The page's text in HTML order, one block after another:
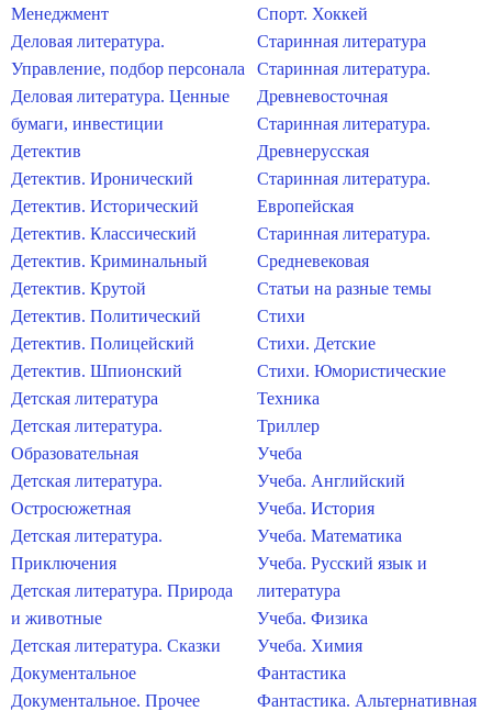
Менеджмент
Деловая литература.
Управление, подбор персонала
Деловая литература. Ценные
бумаги, инвестиции
Детектив
Детектив. Иронический
Детектив. Исторический
Детектив. Классический
Детектив. Криминальный
Детектив. Крутой
Детектив. Политический
Детектив. Полицейский
Детектив. Шпионский
Детская литература
Детская литература.
Образовательная
Детская литература.
Остросюжетная
Детская литература.
Приключения
Детская литература. Природа
и животные
Детская литература. Сказки
Документальное
Документальное. Прочее
Спорт. Хоккей
Старинная литература
Старинная литература.
Древневосточная
Старинная литература.
Древнерусская
Старинная литература.
Европейская
Старинная литература.
Средневековая
Статьи на разные темы
Стихи
Стихи. Детские
Стихи. Юмористические
Техника
Триллер
Учеба
Учеба. Английский
Учеба. История
Учеба. Математика
Учеба. Русский язык и
литература
Учеба. Физика
Учеба. Химия
Фантастика
Фантастика. Альтернативная